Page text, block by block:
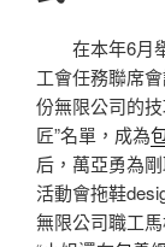
在本年6月
工會任務聯席
份無限公司的
匠”名單，成為
后，萬亞勇為
活動會拖鞋
無限公司職工